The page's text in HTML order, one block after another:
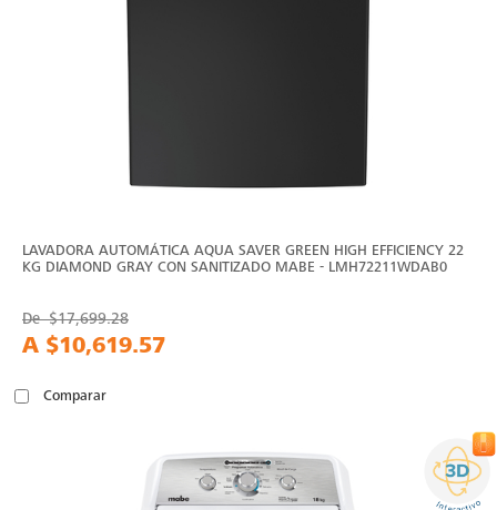
LAVADORA AUTOMÁTICA AQUA SAVER GREEN HIGH EFFICIENCY 22
KG DIAMOND GRAY CON SANITIZADO MABE - LMH72211WDAB0
De$17,699.28
A $10,619.57
Comparar